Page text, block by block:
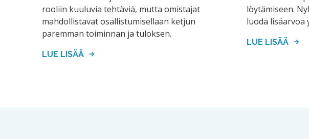
rooliin kuuluvia tehtäviä, mutta omistajat
mahdollistavat osallistumisellaan ketjun
paremman toiminnan ja tuloksen.
LUE LISÄÄ
löytämiseen.
luoda lisäarvoa
LUE LISÄÄ